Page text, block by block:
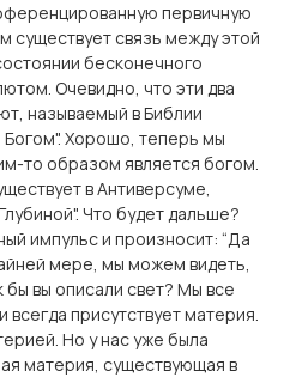
первичную
связь между этой
бесконечного
Очевидно, что эти два
называемый в Библии
Хорошо, теперь мы
то образом является богом.
в Антиверсуме,
Что будет дальше?
импульс и произносит: “Да
мере, мы можем видеть,
бы вы описали свет? Мы все
присутствует материя.
Но у нас уже была
материя, существующая в